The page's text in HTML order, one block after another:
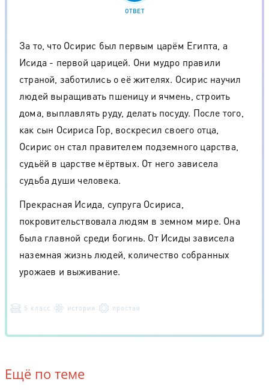
ОТВЕТ
За то, что Осирис был первым царём Египта, а
Исида - первой царицей. Они мудро правили
страной, заботились о её жителях. Осирис научил
людей выращивать пшеницу и ячмень, строить
дома, выплавлять руду, делать посуду. После того,
как сын Осириса Гор, воскресил своего отца,
Осирис он стал правителем подземного царства,
судьёй в царстве мёртвых. От него зависела
судьба души человека.
Прекрасная Исида, супруга Осириса,
покровительствовала людям в земном мире. Она
была главной среди богинь. От Исиды зависела
наземная жизнь людей, количество собранных
урожаев и выживание.
5 класс история простая
Ещё по теме